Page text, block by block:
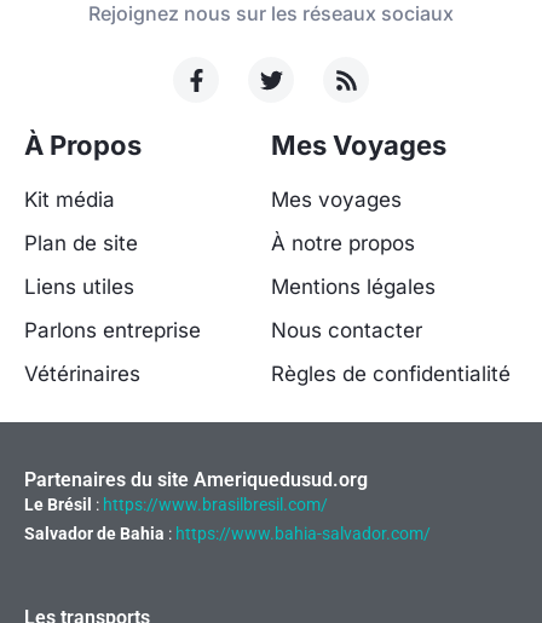
Rejoignez nous sur les réseaux sociaux
À Propos
Kit média
Plan de site
Liens utiles
Parlons entreprise
Vétérinaires
Mes Voyages
Mes voyages
À notre propos
Mentions légales
Nous contacter
Règles de confidentialité
Partenaires du site Ameriquedusud.org
Le Brésil : https://www.brasilbresil.com/
Salvador de Bahia : https://www.bahia-salvador.com/
Les transports